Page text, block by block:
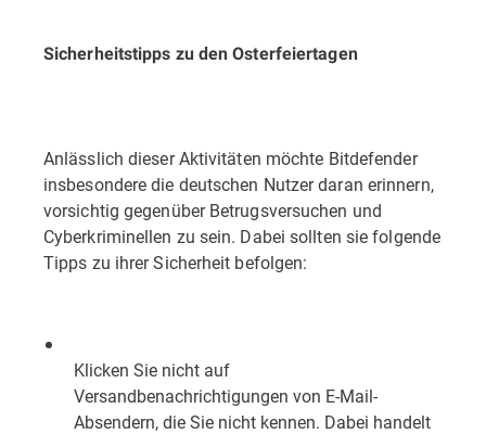
Sicherheitstipps zu den Osterfeiertagen
Anlässlich dieser Aktivitäten möchte Bitdefender
insbesondere die deutschen Nutzer daran erinnern,
vorsichtig gegenüber Betrugsversuchen und
Cyberkriminellen zu sein. Dabei sollten sie folgende
Tipps zu ihrer Sicherheit befolgen:
Klicken Sie nicht auf
Versandbenachrichtigungen von E-Mail-
Absendern, die Sie nicht kennen. Dabei handelt